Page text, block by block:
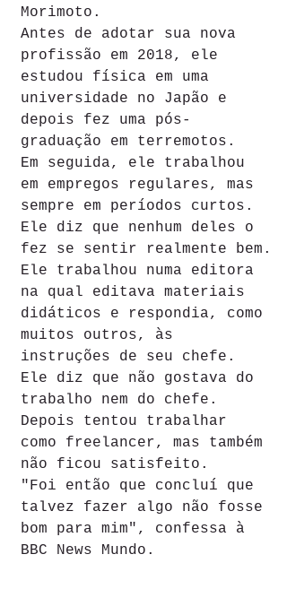
Morimoto.
Antes de adotar sua nova
profissão em 2018, ele
estudou física em uma
universidade no Japão e
depois fez uma pós-
graduação em terremotos.
Em seguida, ele trabalhou
em empregos regulares, mas
sempre em períodos curtos.
Ele diz que nenhum deles o
fez se sentir realmente bem.
Ele trabalhou numa editora
na qual editava materiais
didáticos e respondia, como
muitos outros, às
instruções de seu chefe.
Ele diz que não gostava do
trabalho nem do chefe.
Depois tentou trabalhar
como freelancer, mas também
não ficou satisfeito.
"Foi então que concluí que
talvez fazer algo não fosse
bom para mim", confessa à
BBC News Mundo.